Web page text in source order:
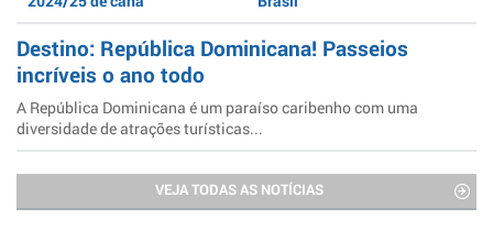
Destino: República Dominicana! Passeios
incríveis o ano todo
A República Dominicana é um paraíso caribenho com uma
diversidade de atrações turísticas...
VEJA TODAS AS NOTÍCIAS